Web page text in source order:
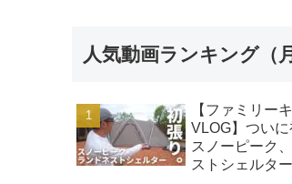
人気動画ランキング（
【ファミリー
VLOG】ついに
スノーピーク
ストシェルタ